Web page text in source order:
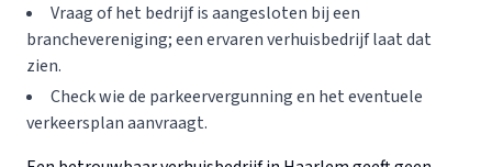
Vraag of het bedrijf is aangesloten bij een
branchevereniging; een ervaren verhuisbedrijf laat dat
zien.
Check wie de parkeervergunning en het eventuele
verkeersplan aanvraagt.